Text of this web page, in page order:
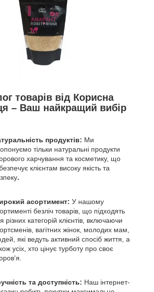
товарів від Корисна
– Ваш найкращий вибір
продуктів: Ми
тільки натуральні продукти
харчування та косметику, що
клієнтам високу якість та
.
асортимент: У нашому
безліч товарів, що підходять
різних категорій клієнтів, включаючи
вагітних жінок, молодих мам,
які ведуть активний спосіб життя, а
усіх, хто цінує турботу про своє
та доступність: Наш інтернет-